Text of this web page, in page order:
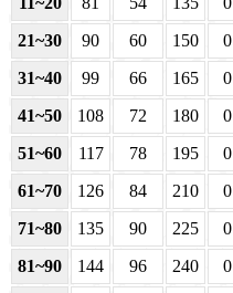
21~30
90 60 150 0
31~40
99 66 165 0
41~50
108 72 180 0
51~60
117 78 195 0
61~70
126 84 210 0
71~80
135 90 225 0
81~90
144 96 240 0